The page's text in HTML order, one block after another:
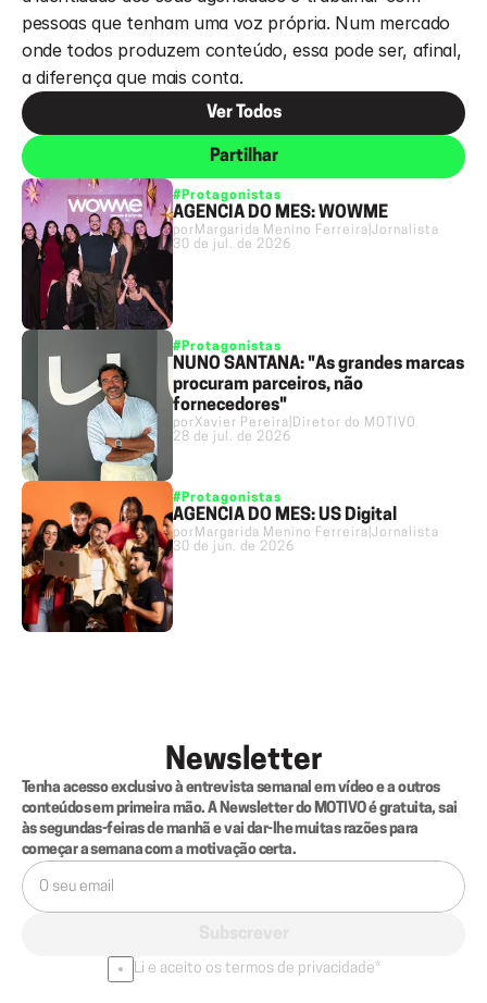
pessoas que tenham uma voz própria. Num mercado
onde todos produzem conteúdo, essa pode ser, afinal,
a diferença que mais conta.
Ver Todos
Partilhar
#Protagonistas
AGÊNCIA DO MÊS: WOWME
por Margarida Menino Ferreira Jornalista
30 de jul. de 2026
#Protagonistas
NUNO SANTANA: "As grandes marcas
procuram parceiros, não
fornecedores"
porXavier Pereira Diretor do MOTIVO
28 de jul. de 2026
#Protagonistas
AGÊNCIA DO MÊS: US Digital
por Margarida Menino Ferreira Jornalista
30 de jun. de 2026
Newsletter
Tenha acesso exclusivo à entrevista semanal em vídeo e a outros
conteúdos em primeira mão. A Newsletter do MOTIVO é gratuita, sai
às segundas-feiras de manhã e vai dar-lhe muitas razões para
começar a semana com a motivação certa.
Li e aceito os termos de privacidade*